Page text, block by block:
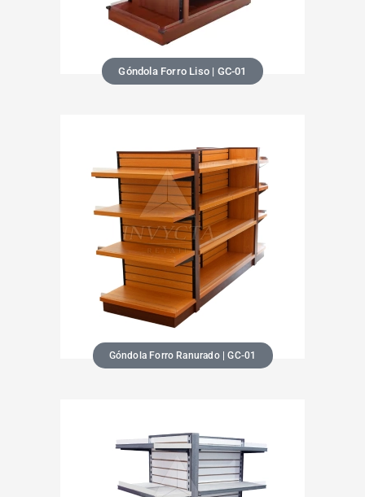
Góndola Forro Liso | GC-01
Góndola Forro Ranurado | GC-01